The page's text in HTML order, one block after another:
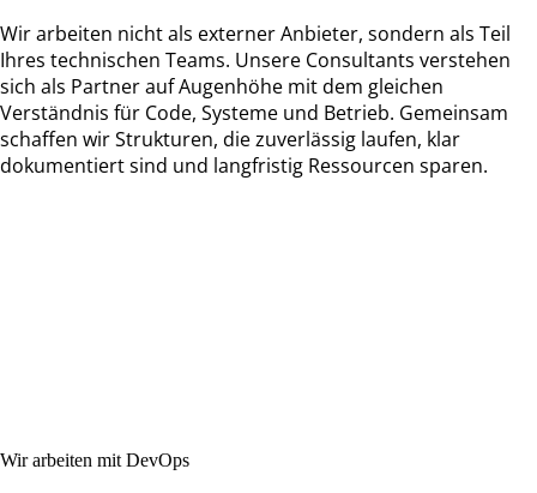
Wir arbeiten nicht als externer Anbieter, sondern als Teil
Ihres technischen Teams. Unsere Consultants verstehen
sich als Partner auf Augenhöhe mit dem gleichen
Verständnis für Code, Systeme und Betrieb. Gemeinsam
schaffen wir Strukturen, die zuverlässig laufen, klar
dokumentiert sind und langfristig Ressourcen sparen.
Wir arbeiten mit DevOps